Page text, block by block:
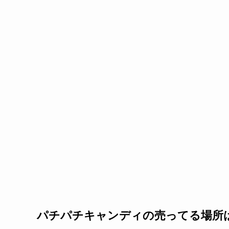
パチパチキャンディの売ってる場所